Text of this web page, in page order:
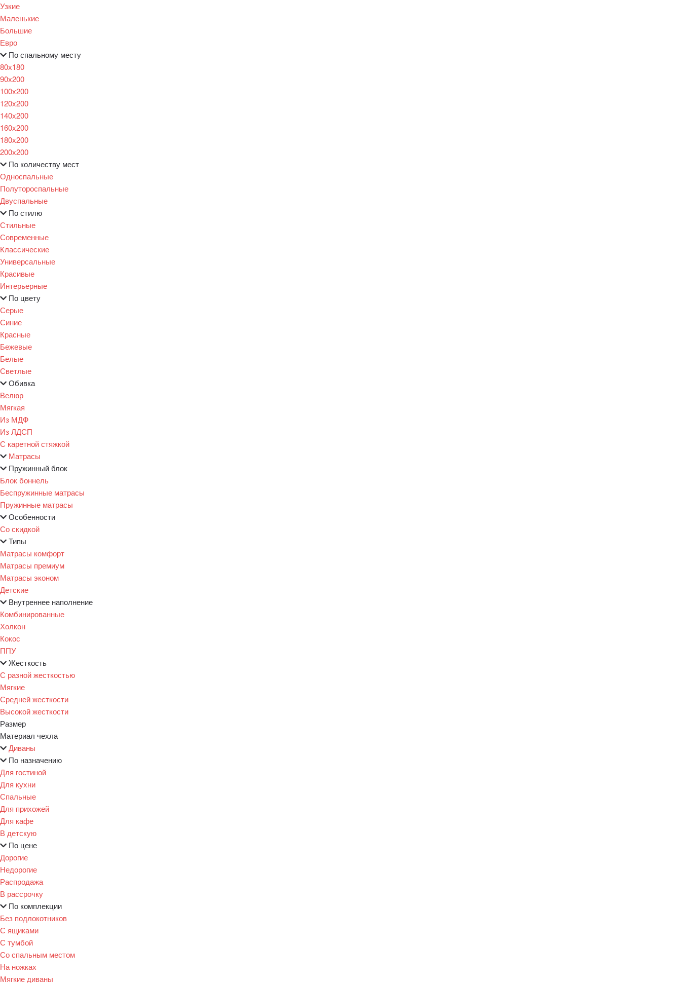
Узкие
Маленькие
Большие
Евро
По спальному месту
80х180
90х200
100х200
120x200
140х200
160х200
180х200
200х200
По количеству мест
Односпальные
Полутороспальные
Двуспальные
По стилю
Стильные
Современные
Классические
Универсальные
Красивые
Интерьерные
По цвету
Серые
Синие
Красные
Бежевые
Белые
Светлые
Обивка
Велюр
Мягкая
Из МДФ
Из ЛДСП
С каретной стяжкой
Матрасы
Пружинный блок
Блок боннель
Беспружинные матрасы
Пружинные матрасы
Особенности
Со скидкой
Типы
Матрасы комфорт
Матрасы премиум
Матрасы эконом
Детские
Внутреннее наполнение
Комбинированные
Холкон
Кокос
ППУ
Жесткость
С разной жесткостью
Мягкие
Средней жесткости
Высокой жесткости
Размер
Материал чехла
Диваны
По назначению
Для гостиной
Для кухни
Спальные
Для прихожей
Для кафе
В детскую
По цене
Дорогие
Недорогие
Распродажа
В рассрочку
По комплекции
Без подлокотников
С ящиками
С тумбой
Со спальным местом
На ножках
Мягкие диваны